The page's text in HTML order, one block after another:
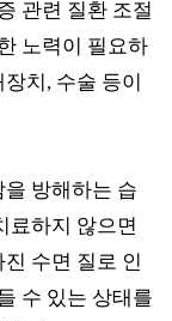
관련 질환 조절
노력이 필요하
치 , 수술 등이
방해하는 습
료하지 않으면
진 수면 질로 인
수 있는 상태를